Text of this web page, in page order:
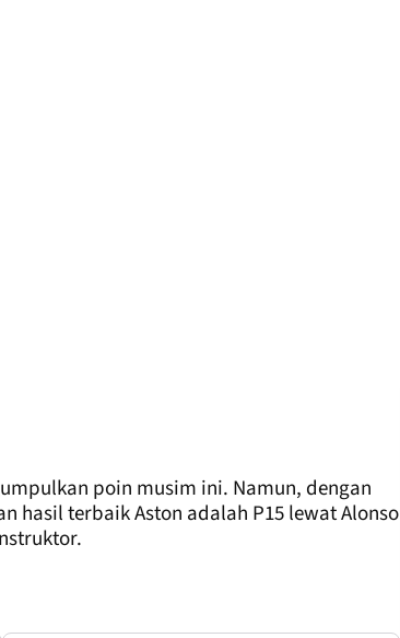
poin musim ini. Namun, dengan
hasil terbaik Aston adalah P15 lewat Alonso